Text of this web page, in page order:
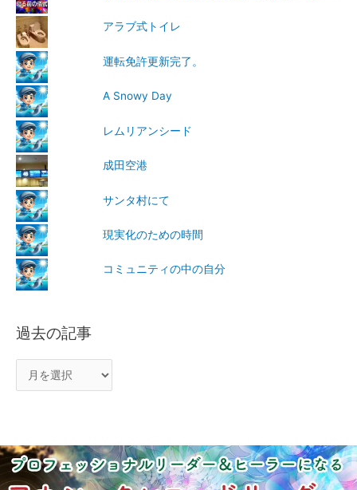
アラブ式トイレ
運転免許更新完了。
A Snowy Day
レムリアンシード
成田空港
サンタ村にて
現実化のための時間
コミュニティの中の自分
過去の記事